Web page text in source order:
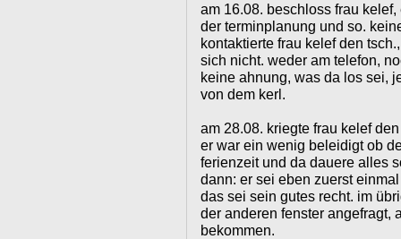
am 16.08. beschloss frau
der terminplanung und so.
kontaktierte frau kelef den
sich nicht. weder am telefon,
keine ahnung, was da los sei,
von dem kerl.
am 28.08. kriegte frau kelef
er war ein wenig beleidigt ob
ferienzeit und da dauere alles
dann: er sei eben zuerst
das sei sein gutes recht. im
der anderen fenster angefragt,
bekommen.